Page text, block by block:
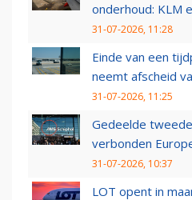
onderhoud: KLM
31-07-2026, 11:28
Einde van een
neemt afscheid
31-07-2026, 11:25
Gedeelde
verbonden
31-07-2026, 10:37
LOT opent in